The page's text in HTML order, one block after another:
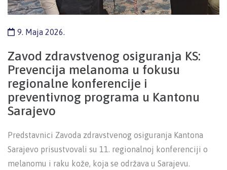
9. Maja 2026.
Zavod zdravstvenog osiguranja KS:
Prevencija melanoma u fokusu
regionalne konferencije i
preventivnog programa u Kantonu
Sarajevo
Predstavnici Zavoda zdravstvenog osiguranja Kantona
Sarajevo prisustvovali su 11. regionalnoj konferenciji o
melanomu i raku kože, koja se održava u Sarajevu.